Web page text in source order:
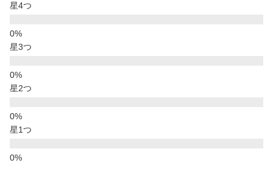
星4つ
星3つ
星2つ
星1つ